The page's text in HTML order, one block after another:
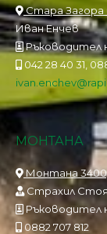
Стара Загора
Иван Енчев
Ръководител
042 28 40 31,
МОНТАНА
Монтана
Страхил
Ръководител
0882 707 812